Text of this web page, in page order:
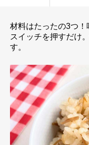
材料はたったの3つ
スイッチを押すだけ
す。